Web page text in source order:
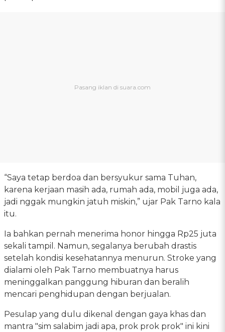
“Saya tetap berdoa dan bersyukur sama Tuhan,
karena kerjaan masih ada, rumah ada, mobil juga ada,
jadi nggak mungkin jatuh miskin,” ujar Pak Tarno kala
itu.
Ia bahkan pernah menerima honor hingga Rp25 juta
sekali tampil. Namun, segalanya berubah drastis
setelah kondisi kesehatannya menurun. Stroke yang
dialami oleh Pak Tarno membuatnya harus
meninggalkan panggung hiburan dan beralih
mencari penghidupan dengan berjualan.
Pesulap yang dulu dikenal dengan gaya khas dan
mantra "sim salabim jadi apa, prok prok prok" ini kini